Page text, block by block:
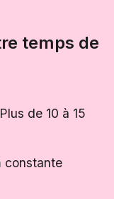
temps de
de 10 à 15
constante